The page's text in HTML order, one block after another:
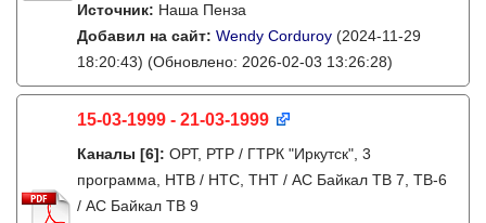
Источник: Наша Пенза
Добавил на сайт: Wendy Corduroy (2024-11-29
18:20:43) (Обновлено: 2026-02-03 13:26:28)
15-03-1999 - 21-03-1999
Каналы [6]: ОРТ, РТР / ГТРК "Иркутск", 3
программа, НТВ / НТС, ТНТ / АС Байкал ТВ 7, ТВ-6
/ АС Байкал ТВ 9